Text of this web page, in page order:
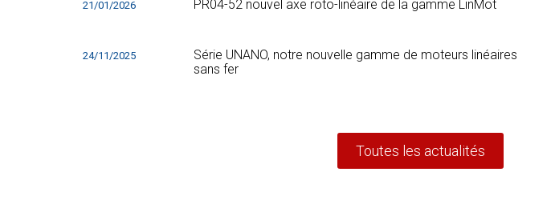
PR04-52 nouvel axe roto-linéaire de la gamme LinMot
21/01/2026
Série UNANO, notre nouvelle gamme de moteurs linéaires
sans fer
24/11/2025
Toutes les actualités